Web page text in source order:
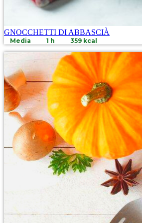
GNOCCHETTI DI ABBASCIÀ
Media 1 h 359 kcal